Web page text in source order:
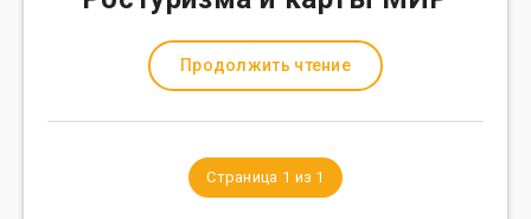
Продолжить чтение
Страница 1 из 1